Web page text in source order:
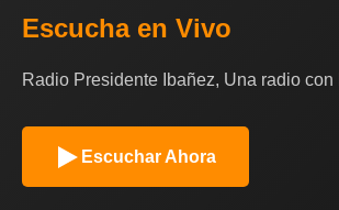
Escucha en Vivo
Radio Presidente Ibañez, Una radio con
Escuchar Ahora